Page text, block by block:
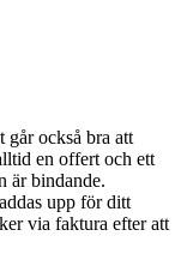
går också bra att
en offert och ett
är bindande.
upp för ditt
via faktura efter att